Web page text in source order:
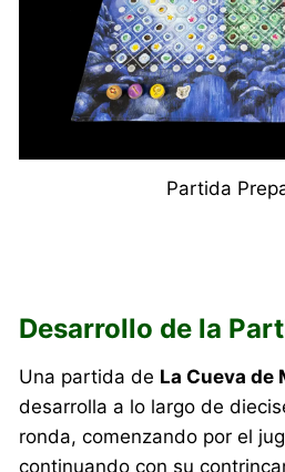
Partida
Desarrollo de la
Una partida de La Cueva de
desarrolla a lo largo de
ronda, comenzando por el
continuando con su